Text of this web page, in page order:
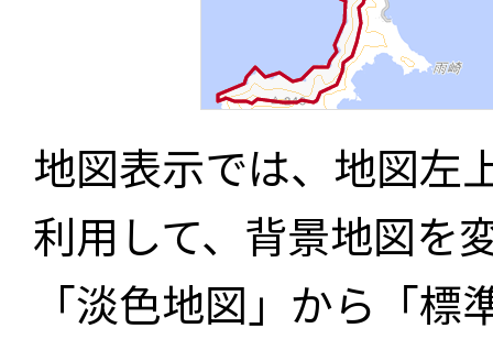
地図表示では、地図左
利用して、背景地図を
「淡色地図」から「